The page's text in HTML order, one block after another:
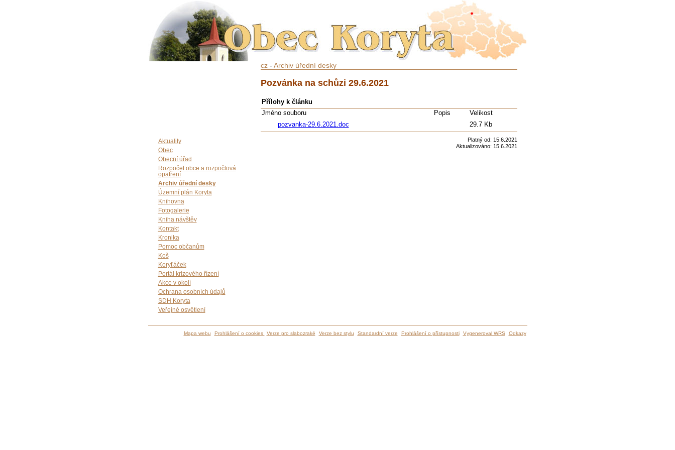
Aktuality
Obec
Obecní úřad
Rozpočet obce a rozpočtová
opatření
Archiv úřední desky
Územní plán Koryta
Knihovna
Fotogalerie
Kniha návštěv
Kontakt
Kronika
Pomoc občanům
Koš
Koryťáček
Portál krizového řízení
Akce v okolí
Ochrana osobních údajů
SDH Koryta
Veřejné osvětlení
cz- Archiv úřední desky
Pozvánka na schůzi 29.6.2021
Přílohy k článku
Jméno souboru
Popis
Velikost
pozvanka-29.6.2021.doc
29.7 Kb
Platný od: 15.6.2021
Aktualizováno: 15.6.2021
Mapa webu Prohlášení o cookies Verze pro slabozraké Verze bez stylu Standardní verze Prohlášení o přístupnosti Vygeneroval WRS Odkazy